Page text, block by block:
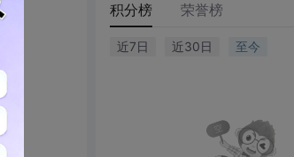
积分榜 荣誉榜
近7日 近30日 至今